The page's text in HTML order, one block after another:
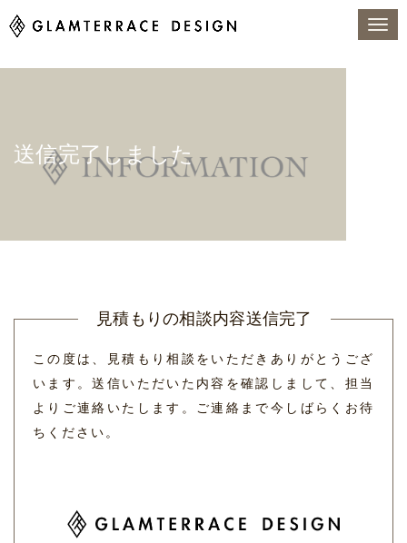
送信完了しました
見積もりの相談内容送信完了
この度は、見積もり相談をいただきありがとうござ
います。送信いただいた内容を確認しまして、担当
よりご連絡いたします。
ご連絡まで今しばらくお待
ちください。